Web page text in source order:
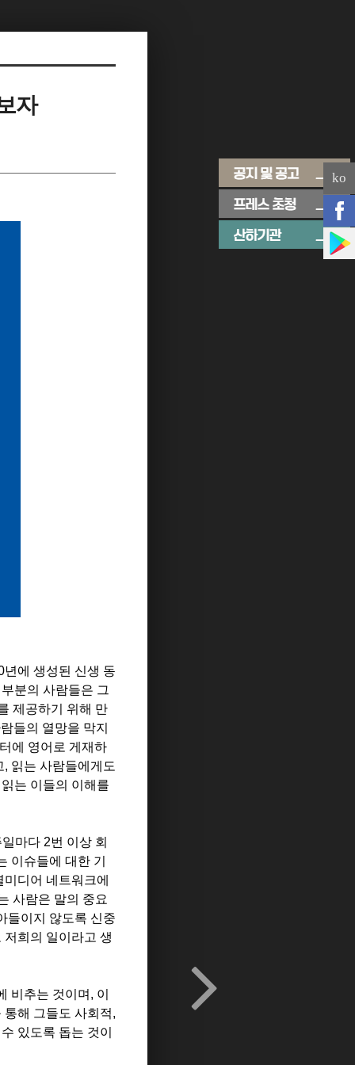
자
에 생성된 신생 동
분의 사람들은 그
제공하기 위해 만
들의 열망을 막지
에 영어로 게재하
읽는 사람들에게도
는 이들의 이해를
마다 2번 이상 회
이슈들에 대한 기
디어 네트워크에
사람은 말의 중요
들이지 않도록 신중
희의 일이라고 생
비추는 것이며, 이
해 그들도 사회적,
있도록 돕는 것이
ko